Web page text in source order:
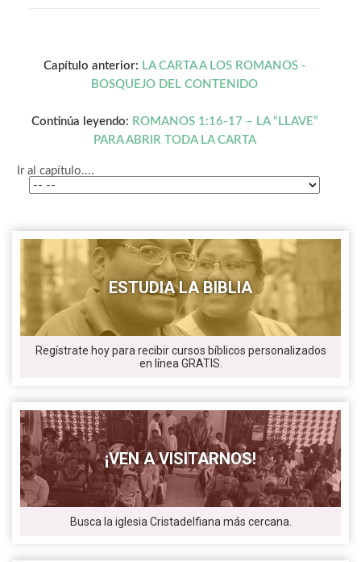
Capítulo anterior: LA CARTA A LOS ROMANOS -
BOSQUEJO DEL CONTENIDO
Continúa leyendo: ROMANOS 1:16-17 – LA “LLAVE”
PARA ABRIR TODA LA CARTA
Ir al capítulo....
ESTUDIA LA BIBLIA
Regístrate hoy para recibir cursos bíblicos personalizados
en línea GRATIS.
¡VEN A VISITARNOS!
Busca la iglesia Cristadelfiana más cercana.